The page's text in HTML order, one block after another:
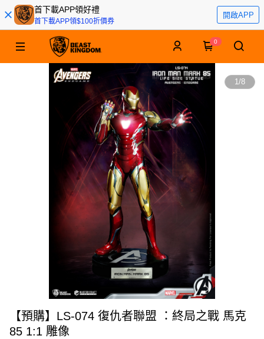
首下載APP領好禮
首下載APP領$100折價券
開啟APP
0
1/8
【預購】LS-074 復仇者聯盟 ：終局之戰 馬克
85 1:1 雕像